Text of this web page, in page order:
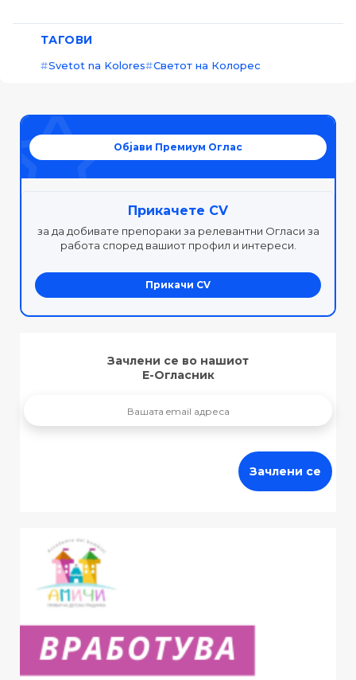
ТАГОВИ
Svetot na Kolores Светот на Колорес
Објави Премиум Оглас
Прикачете CV
за да добивате препораки за релевантни Огласи за
работа според вашиот профил и интереси.
Прикачи CV
Зачлени се во нашиот
Е-Огласник